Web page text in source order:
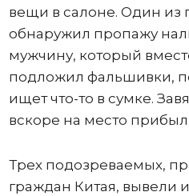
вещи в салоне. Один из
обнаружил пропажу
мужчину, который
подложил фальшивки,
ищет что-то в сумке.
вскоре на место
Трех подозреваемых,
граждан Китая, вывели